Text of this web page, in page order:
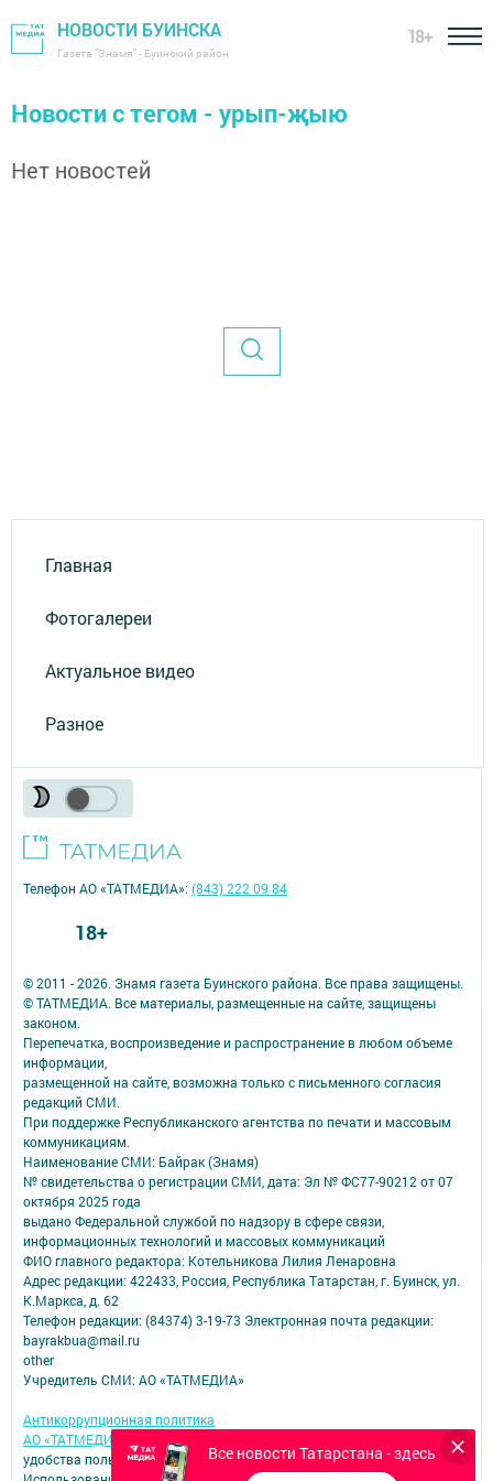
НОВОСТИ БУИНСКА
Газета "Знамя" - Буинский район
18+
Новости с тегом - урып-җыю
Нет новостей
Главная
Фотогалереи
Актуальное видео
Разное
Все новости Татарстана - здесь
© 2011 - 2026. Знамя газета Буинского района. Все права защищены.
© ТАТМЕДИА. Все материалы, размещенные на сайте, защищены
законом.
Перепечатка, воспроизведение и распространение в любом объеме
информации,
размещенной на сайте, возможна только с письменного согласия
редакций СМИ.
При поддержке Республиканского агентства по печати и массовым
коммуникациям.
Наименование СМИ: Байрак (Знамя)
№ свидетельства о регистрации СМИ, дата: Эл № ФС77-90212 от 07
октября 2025 года
выдано Федеральной службой по надзору в сфере связи,
информационных технологий и массовых коммуникаций
ФИО главного редактора: Котельникова Лилия Ленаровна
Адрес редакции: 422433, Россия, Республика Татарстан, г. Буинск, ул.
К.Маркса, д. 62
Телефон редакции: (84374) 3-19-73 Электронная почта редакции:
bayrakbua@mail.ru
other
Учредитель СМИ: АО «ТАТМЕДИА»
Антикоррупционная политика
АО «ТАТМЕДИА» использует «cookie»
для персонализации сервисов и
удобства пользователей сайтом.
Телефон АО «ТАТМЕДИА»:(843) 222 09 84
18+